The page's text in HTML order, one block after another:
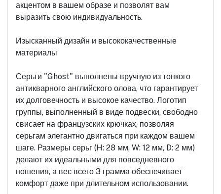
акцентом в вашем образе и позволят вам
выразить свою индивидуальность.
Изысканный дизайн и высококачественные
материалы
Серьги "Ghost" выполнены вручную из тонкого
антикварного английского олова, что гарантирует
их долговечность и высокое качество. Логотип
группы, выполненный в виде подвески, свободно
свисает на французских крючках, позволяя
серьгам элегантно двигаться при каждом вашем
шаге. Размеры серьг (H: 28 мм, W: 12 мм, D: 2 мм)
делают их идеальными для повседневного
ношения, а вес всего 3 грамма обеспечивает
комфорт даже при длительном использовании.